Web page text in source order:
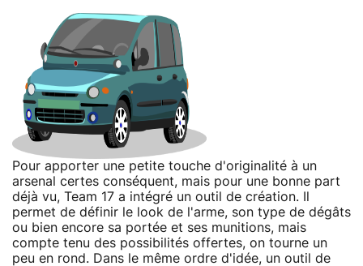
Pour apporter une petite touche d'originalité à un
arsenal certes conséquent, mais pour une bonne part
déjà vu, Team 17 a intégré un outil de création. Il
permet de définir le look de l'arme, son type de dégâts
ou bien encore sa portée et ses munitions, mais
compte tenu des possibilités offertes, on tourne un
peu en rond. Dans le même ordre d'idée, un outil de